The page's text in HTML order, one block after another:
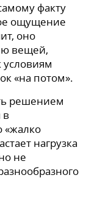
факту
ощущение
оно
вещей,
условиям
«на потом».
решением
в
«жалко
нагрузка
не